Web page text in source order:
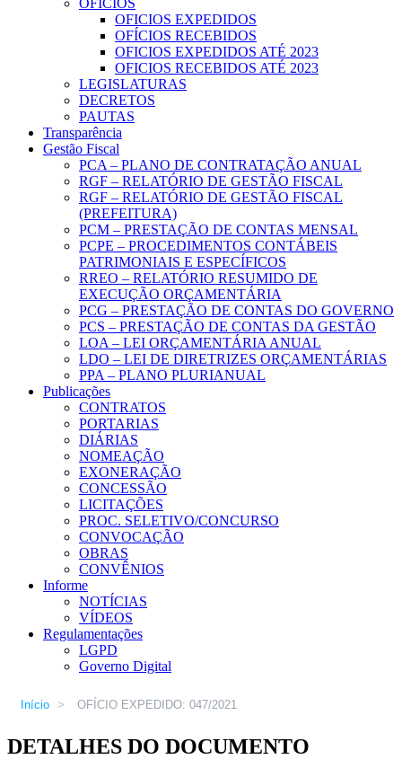
OFICIOS
OFICIOS EXPEDIDOS
OFÍCIOS RECEBIDOS
OFICIOS EXPEDIDOS ATÉ 2023
OFICIOS RECEBIDOS ATÉ 2023
LEGISLATURAS
DECRETOS
PAUTAS
Transparência
Gestão Fiscal
PCA – PLANO DE CONTRATAÇÃO ANUAL
RGF – RELATÓRIO DE GESTÃO FISCAL
RGF – RELATÓRIO DE GESTÃO FISCAL
(PREFEITURA)
PCM – PRESTAÇÃO DE CONTAS MENSAL
PCPE – PROCEDIMENTOS CONTÁBEIS
PATRIMONIAIS E ESPECÍFICOS
RREO – RELATÓRIO RESUMIDO DE
EXECUÇÃO ORÇAMENTÁRIA
PCG – PRESTAÇÃO DE CONTAS DO GOVERNO
PCS – PRESTAÇÃO DE CONTAS DA GESTÃO
LOA – LEI ORÇAMENTÁRIA ANUAL
LDO – LEI DE DIRETRIZES ORÇAMENTÁRIAS
PPA – PLANO PLURIANUAL
Publicações
CONTRATOS
PORTARIAS
DIÁRIAS
NOMEAÇÃO
EXONERAÇÃO
CONCESSÃO
LICITAÇÕES
PROC. SELETIVO/CONCURSO
CONVOCAÇÃO
OBRAS
CONVÊNIOS
Informe
NOTÍCIAS
VÍDEOS
Regulamentações
LGPD
Governo Digital
Início > OFÍCIO EXPEDIDO: 047/2021
DETALHES DO DOCUMENTO